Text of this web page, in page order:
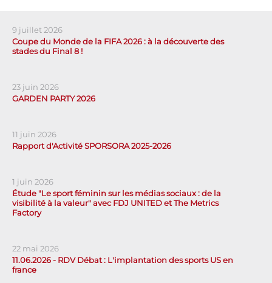
9 juillet 2026
Coupe du Monde de la FIFA 2026 : à la découverte des
stades du Final 8 !
23 juin 2026
GARDEN PARTY 2026
11 juin 2026
Rapport d'Activité SPORSORA 2025-2026
1 juin 2026
Étude "Le sport féminin sur les médias sociaux : de la
visibilité à la valeur" avec FDJ UNITED et The Metrics
Factory
22 mai 2026
11.06.2026 - RDV Débat : L'implantation des sports US en
france